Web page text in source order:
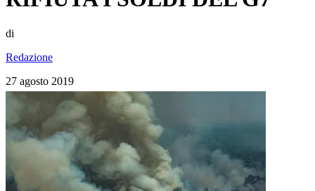
di
Redazione
27 agosto 2019